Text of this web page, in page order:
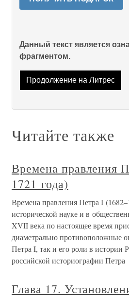
Данный текст является
фрагментом.
Продолжение на Литрес
Читайте также
Времена правления
1721 года)
Времена правления Петра I
исторической науке и в
XVII века по настоящее время
диаметрально противоположные
Петра I, так и его роли в истории
российской историографии Петра
Глава 17.